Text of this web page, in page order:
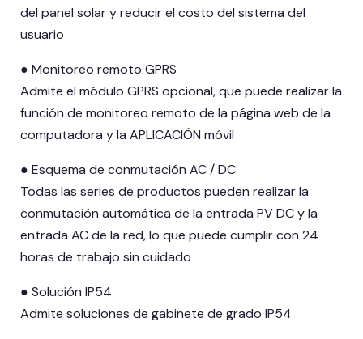
del panel solar y reducir el costo del sistema del
usuario
● Monitoreo remoto GPRS
Admite el módulo GPRS opcional, que puede realizar la
función de monitoreo remoto de la página web de la
computadora y la APLICACIÓN móvil
● Esquema de conmutación AC / DC
Todas las series de productos pueden realizar la
conmutación automática de la entrada PV DC y la
entrada AC de la red, lo que puede cumplir con 24
horas de trabajo sin cuidado
● Solución IP54
Admite soluciones de gabinete de grado IP54